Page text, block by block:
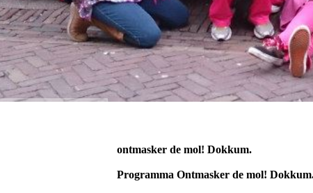
ontmasker de mol! Dokkum.
Programma Ontmasker de mol!